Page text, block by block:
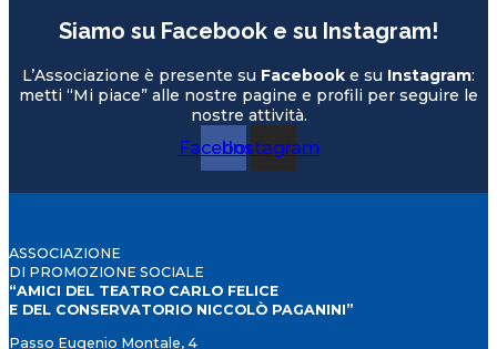
Siamo su Facebook e su Instagram!
L’Associazione è presente su Facebook e su Instagram:
metti “Mi piace” alle nostre pagine e profili per seguire le
nostre attività.
FacebookInstagram
ASSOCIAZIONE
DI PROMOZIONE SOCIALE
“AMICI DEL TEATRO CARLO FELICE
E DEL CONSERVATORIO NICCOLÒ PAGANINI”
Passo Eugenio Montale, 4